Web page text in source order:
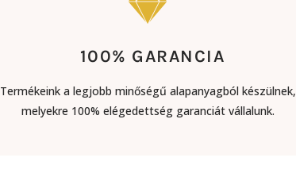
100% GARANCIA
Termékeink a legjobb minőségű alapanyagból készülnek,
melyekre 100% elégedettség garanciát vállalunk.